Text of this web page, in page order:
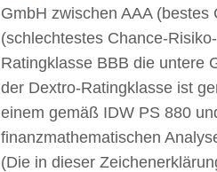
GmbH zwischen AAA
(schlechtestes Chance-
Ratingklasse BBB die untere
der Dextro-Ratingklasse ist
einem gemäß IDW PS 880
finanzmathematischen
(Die in dieser